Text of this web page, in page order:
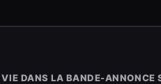
DANS LA BANDE-ANNONCE